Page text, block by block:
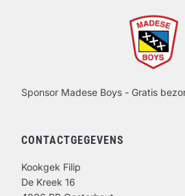
Sponsor Madese Boys - Gratis
CONTACTGEGEVENS
Kookgek Filip
De Kreek 16